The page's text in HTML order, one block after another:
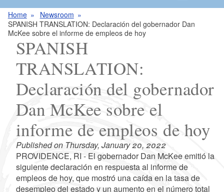
g
Home
Newsroom
SPANISH TRANSLATION: Declaración del gobernador Dan
McKee sobre el informe de empleos de hoy
SPANISH
TRANSLATION:
Declaración del gobernador
Dan McKee sobre el
informe de empleos de hoy
Published on Thursday, January 20, 2022
PROVIDENCE, RI - El gobernador Dan McKee emitió la
siguiente declaración en respuesta al informe de
empleos de hoy, que mostró una caída en la tasa de
desempleo del estado y un aumento en el número total